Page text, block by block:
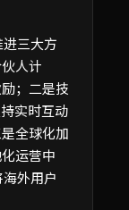
三大方
人计
；二是技
实时互动
全球化加
运营中
外用户